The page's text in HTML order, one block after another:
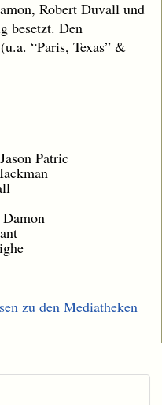
Robert Duvall und
besetzt. Den
“Paris, Texas” &
Patric
zu den Mediatheken